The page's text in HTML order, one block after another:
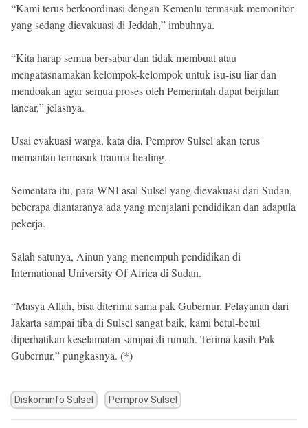
“Kami terus berkoordinasi dengan Kemenlu termasuk memonitor
yang sedang dievakuasi di Jeddah,” imbuhnya.
“Kita harap semua bersabar dan tidak membuat atau
mengatasnamakan kelompok-kelompok untuk isu-isu liar dan
mendoakan agar semua proses oleh Pemerintah dapat berjalan
lancar,” jelasnya.
Usai evakuasi warga, kata dia, Pemprov Sulsel akan terus
memantau termasuk trauma healing.
Sementara itu, para WNI asal Sulsel yang dievakuasi dari Sudan,
beberapa diantaranya ada yang menjalani pendidikan dan adapula
pekerja.
Salah satunya, Ainun yang menempuh pendidikan di
International University Of Africa di Sudan.
“Masya Allah, bisa diterima sama pak Gubernur. Pelayanan dari
Jakarta sampai tiba di Sulsel sangat baik, kami betul-betul
diperhatikan keselamatan sampai di rumah. Terima kasih Pak
Gubernur,” pungkasnya. (*)
Diskominfo Sulsel Pemprov Sulsel